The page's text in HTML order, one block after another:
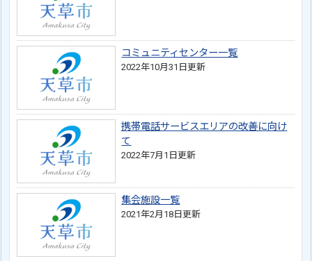
コミュニティセンター一覧
2022年10月31日更新
携帯電話サービスエリアの改善に向け
て
2022年7月1日更新
集会施設一覧
2021年2月18日更新